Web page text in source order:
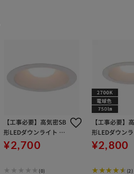
【工事必要】高気密SB
形LEDダウンライト 昼
白色 750lm LSB150-1
050NCAW-V3
¥2,700
(0)
【工事必要】
形LEDダウン
球色 750lm
027NCAW-V3
¥2,800
(2)